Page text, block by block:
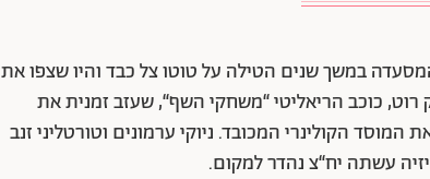
במשך שנים הטילה על טוטו צל כבד והיו שצפו את
כוכב הריאליטי “משחקי השף“, שעזב זמנית את
הקולינרי המכובד. ניוקי ערמונים וטורטליני זנב
עשתה יח“צ נהדר למקום.